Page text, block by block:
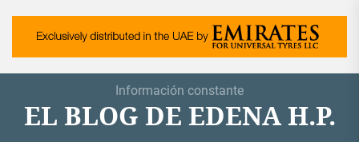
the
Información constante
EL BLOG DE EDENA H.P.